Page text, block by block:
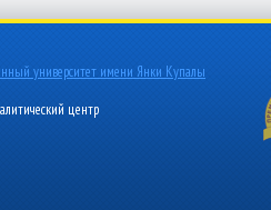
университет имени Янки Купалы
центр